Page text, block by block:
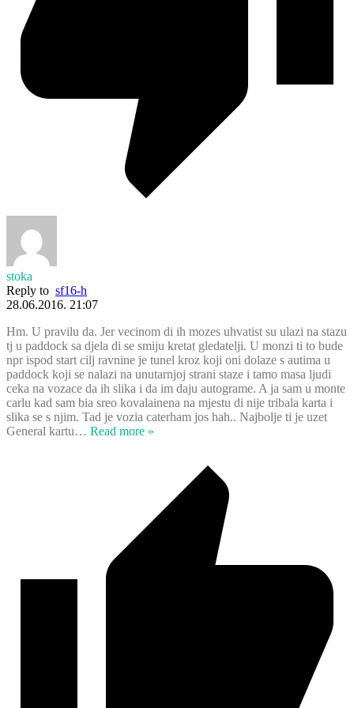
stoka
Reply to sf16-h
28.06.2016. 21:07
Hm. U pravilu da. Jer vecinom di ih mozes uhvatist su ulazi na stazu
tj u paddock sa djela di se smiju kretat gledatelji. U monzi ti to bude
npr ispod start cilj ravnine je tunel kroz koji oni dolaze s autima u
paddock koji se nalazi na unutarnjoj strani staze i tamo masa ljudi
ceka na vozace da ih slika i da im daju autograme. A ja sam u monte
carlu kad sam bia sreo kovalainena na mjestu di nije tribala karta i
slika se s njim. Tad je vozia caterham jos hah.. Najbolje ti je uzet
General kartu… Read more »